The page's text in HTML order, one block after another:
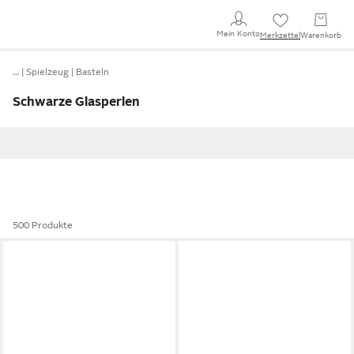
Mein KontoMerkzettel Warenkorb
… Spielzeug Basteln
Schwarze Glasperlen
500 Produkte